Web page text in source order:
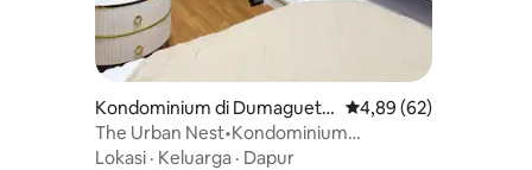
Kondominium di Dumaguete
City
Nilai rata-rata 4,89 dari
4,89 (62)
The Urban Nest•Kondominium
Industrial-Chic
Lokasi · Keluarga · Dapur